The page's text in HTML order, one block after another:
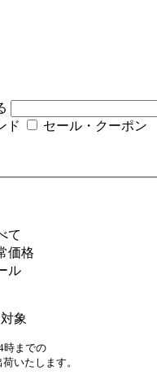
ド
セール・クーポン
て
価格
ル
象
時までの
いたします。